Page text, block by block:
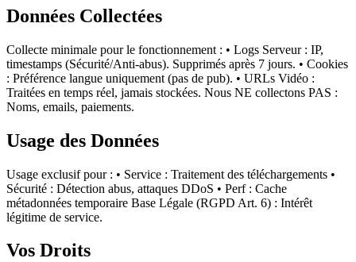
Données Collectées
Collecte minimale pour le fonctionnement : • Logs Serveur : IP,
timestamps (Sécurité/Anti-abus). Supprimés après 7 jours. • Cookies
: Préférence langue uniquement (pas de pub). • URLs Vidéo :
Traitées en temps réel, jamais stockées. Nous NE collectons PAS :
Noms, emails, paiements.
Usage des Données
Usage exclusif pour : • Service : Traitement des téléchargements •
Sécurité : Détection abus, attaques DDoS • Perf : Cache
métadonnées temporaire Base Légale (RGPD Art. 6) : Intérêt
légitime de service.
Vos Droits